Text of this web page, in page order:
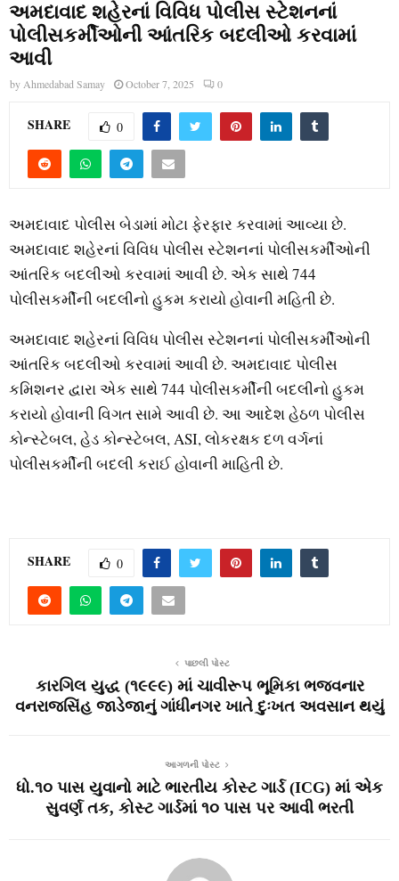
અમદાવાદ શહેરનાં વિવિધ પોલીસ સ્ટેશનનાં
પોલીસકર્મીઓની આંતરિક બદલીઓ કરવામાં
આવી
by Ahmedabad Samay October 7, 2025 0
SHARE 0
અમદાવાદ પોલીસ બેડામાં મોટા ફેરફાર કરવામાં આવ્યા છે.
અમદાવાદ શહેરનાં વિવિધ પોલીસ સ્ટેશનનાં પોલીસકર્મીઓની
આંતરિક બદલીઓ કરવામાં આવી છે. એક સાથે 744
પોલીસકર્મીની બદલીનો હુકમ કરાયો હોવાની મહિતી છે.
અમદાવાદ શહેરનાં વિવિધ પોલીસ સ્ટેશનનાં પોલીસકર્મીઓની
આંતરિક બદલીઓ કરવામાં આવી છે. અમદાવાદ પોલીસ
કમિશનર દ્વારા એક સાથે 744 પોલીસકર્મીની બદલીનો હુકમ
કરાયો હોવાની વિગત સામે આવી છે. આ આદેશ હેઠળ પોલીસ
કોન્સ્ટેબલ, હેડ કોન્સ્ટેબલ, ASI, લોકરક્ષક દળ વર્ગનાં
પોલીસકર્મીની બદલી કરાઈ હોવાની માહિતી છે.
SHARE 0
પાછલી પોસ્ટ
કારગિલ યુદ્ધ (૧૯૯૯) માં ચાવીરૂપ ભૂમિકા ભજવનાર
વનરાજસિંહ જાડેજાનું ગાંધીનગર ખાતે દુઃખત અવસાન થયું
આગળની પોસ્ટ
ધો.૧૦ પાસ યુવાનો માટે ભારતીય કોસ્ટ ગાર્ડ (ICG) માં એક
સુવર્ણ તક, કોસ્ટ ગાર્ડમાં ૧૦ પાસ પર આવી ભરતી